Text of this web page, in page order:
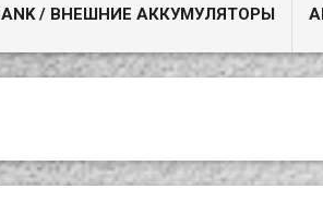
/ ВНЕШНИЕ АККУМУЛЯТОРЫ